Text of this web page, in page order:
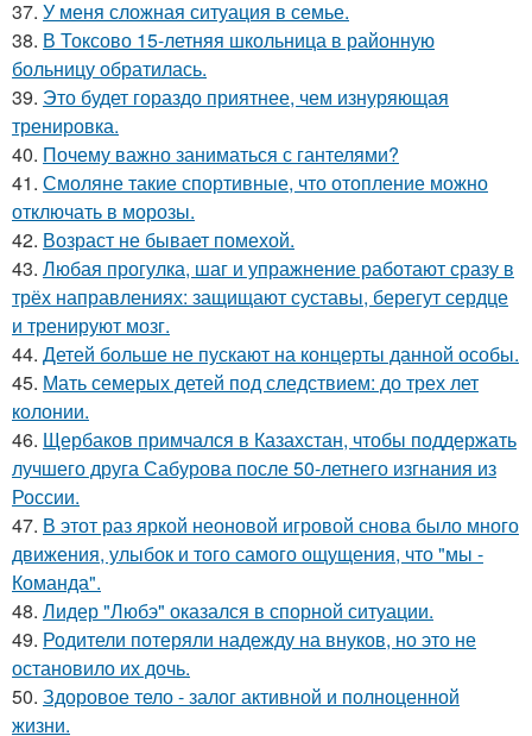
37. У меня сложная ситуация в семье.
38. В Токсово 15-летняя школьница в районную
больницу обратилась.
39. Это будет гораздо приятнее, чем изнуряющая
тренировка.
40. Почему важно заниматься с гантелями?
41. Смоляне такие спортивные, что отопление можно
отключать в морозы.
42. Возраст не бывает помехой.
43. Любая прогулка, шаг и упражнение работают сразу в
трёх направлениях: защищают суставы, берегут сердце
и тренируют мозг.
44. Детей больше не пускают на концерты данной особы.
45. Мать семерых детей под следствием: до трех лет
колонии.
46. Щербаков примчался в Казахстан, чтобы поддержать
лучшего друга Сабурова после 50-летнего изгнания из
России.
47. В этот раз яркой неоновой игровой снова было много
движения, улыбок и того самого ощущения, что "мы -
Команда".
48. Лидер "Любэ" оказался в спорной ситуации.
49. Родители потеряли надежду на внуков, но это не
остановило их дочь.
50. Здоровое тело - залог активной и полноценной
жизни.